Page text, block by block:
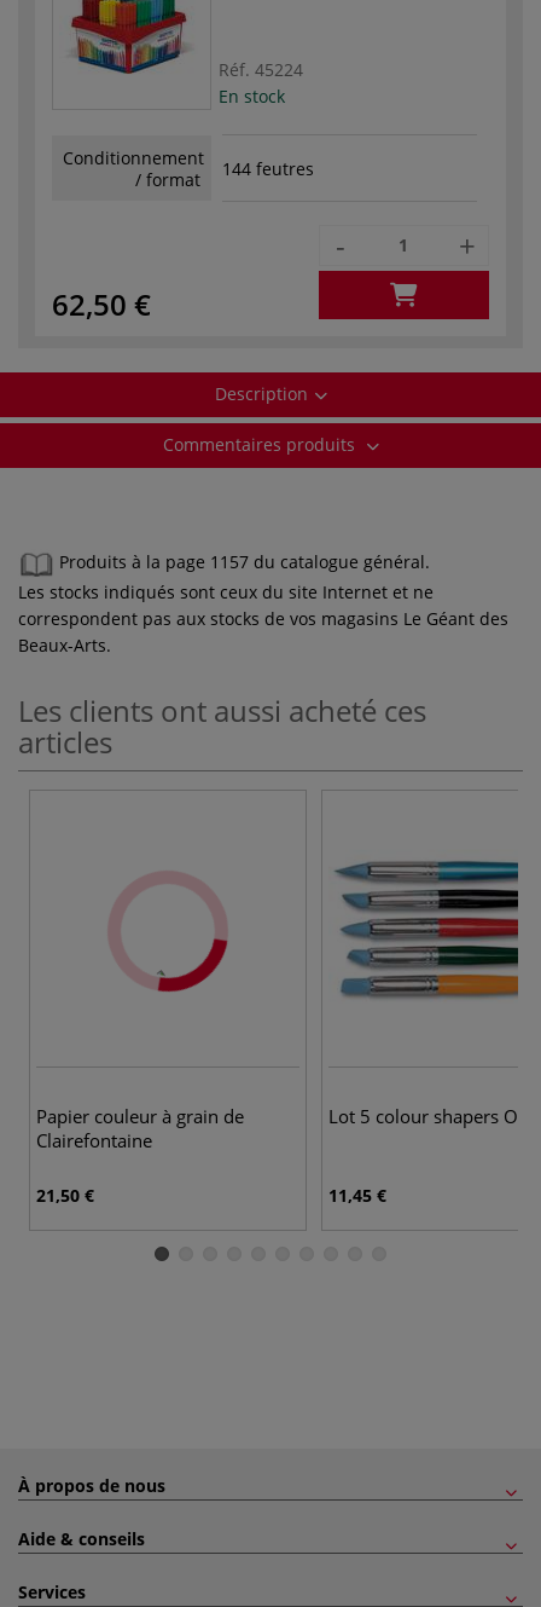
Réf. 45224
En stock
Conditionnement
/ format
144 feutres
62,50 €
- +
Description
Commentaires produits
Produits à la page 1157 du catalogue général.
Les stocks indiqués sont ceux du site Internet et ne
correspondent pas aux stocks de vos magasins Le Géant des
Beaux-Arts.
Les clients ont aussi acheté ces
articles
Papier couleur à grain de
Clairefontaine
21,50 €
Lot 5 colour shapers
11,45 €
À propos de nous
Aide & conseils
Services